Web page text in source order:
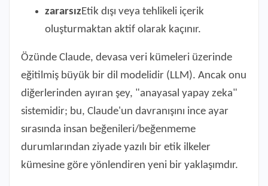
zararsızEtik dışı veya tehlikeli içerik
oluşturmaktan aktif olarak kaçınır.
Özünde Claude, devasa veri kümeleri üzerinde
eğitilmiş büyük bir dil modelidir (LLM). Ancak onu
diğerlerinden ayıran şey, "anayasal yapay zeka"
sistemidir; bu, Claude'un davranışını ince ayar
sırasında insan beğenileri/beğenmeme
durumlarından ziyade yazılı bir etik ilkeler
kümesine göre yönlendiren yeni bir yaklaşımdır.